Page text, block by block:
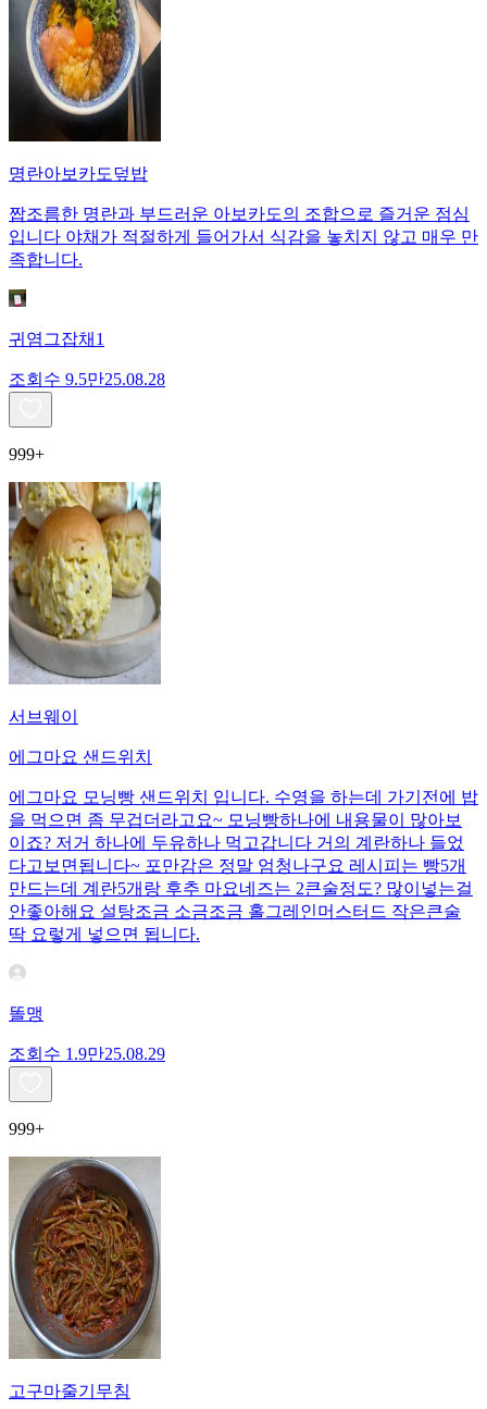
명란아보카도덮밥
짭조름한 명란과 부드러운 아보카도의 조합으로 즐거운 점심
입니다 야채가 적절하게 들어가서 식감을 놓치지 않고 매우 만
족합니다.
귀염그잡채1
조회수 9.5만25.08.28
999+
서브웨이
에그마요 샌드위치
에그마요 모닝빵 샌드위치 입니다. 수영을 하는데 가기전에 밥
을 먹으면 좀 무겁더라고요~ 모닝빵하나에 내용물이 많아보
이죠? 저거 하나에 두유하나 먹고갑니다 거의 계란하나 들었
다고보면됩니다~ 포만감은 정말 엄청나구요 레시피는 빵5개
만드는데 계란5개랑 후추 마요네즈는 2큰술정도? 많이넣는걸
안좋아해요 설탕조금 소금조금 홀그레인머스터드 작은큰술
딱 요렇게 넣으면 됩니다.
똘맹
조회수 1.9만25.08.29
999+
고구마줄기무침